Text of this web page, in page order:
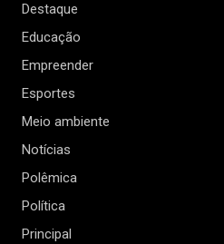
Destaque
Educação
Empreender
Esportes
Meio ambiente
Notícias
Polêmica
Política
Principal